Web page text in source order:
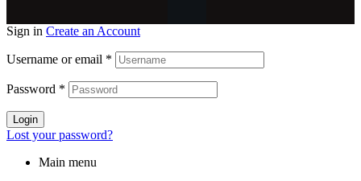
Sign in Create an Account
Username or email *
Password *
Login
Lost your password?
Main menu